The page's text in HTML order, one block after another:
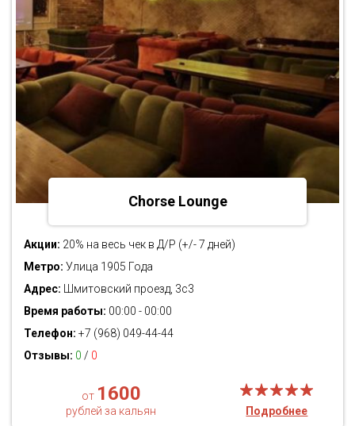
Chorse Lounge
Акции: 20% на весь чек в Д/Р (+/- 7 дней)
Метро: Улица 1905 Года
Адрес: Шмитовский проезд, 3с3
Время работы: 00:00 - 00:00
Телефон: +7 (968) 049-44-44
Отзывы: 0 / 0
от 1600
рублей за кальян Подробнее